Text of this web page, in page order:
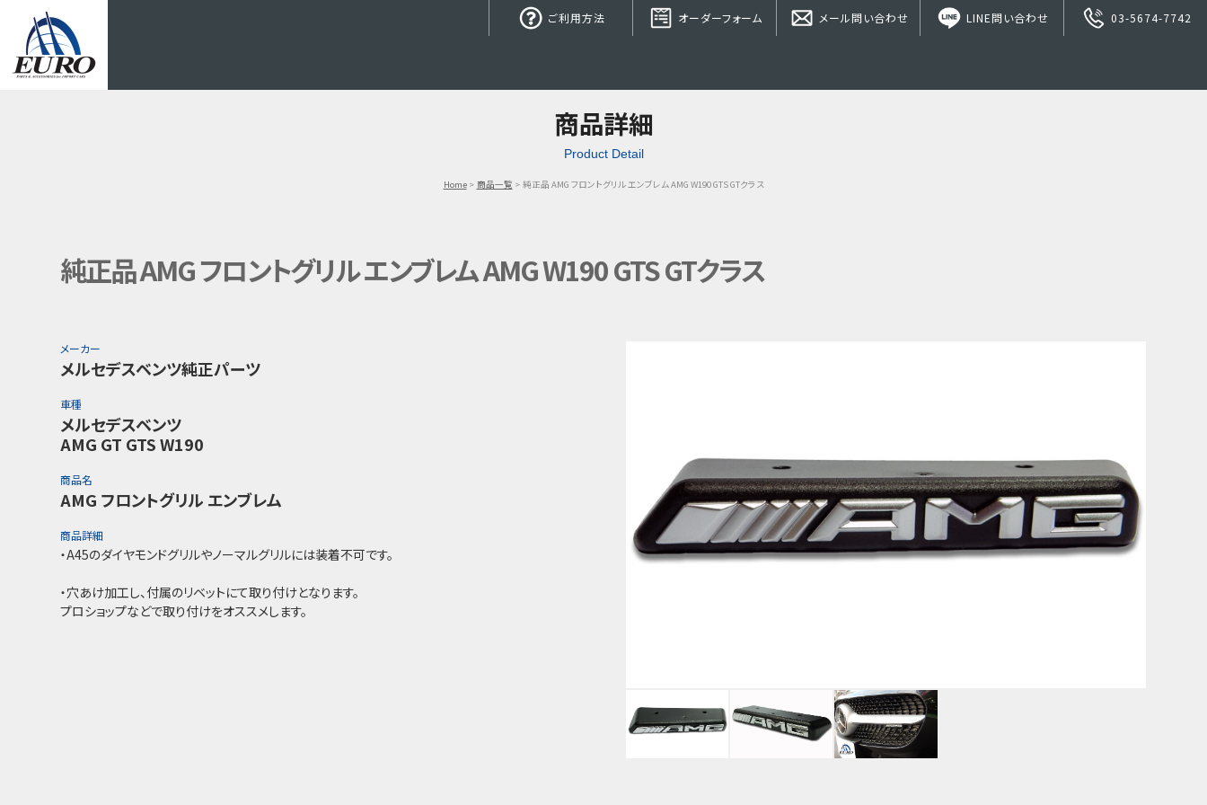
ご利用方法 オーダーフォーム メール問い合わせ LINE問い合わせ 03-5674-7742
商品詳細
Product Detail
Home 商品一覧 純正品 AMG フロントグリル エンブレム AMG W190 GTS GTクラス
純正品 AMG フロントグリル エンブレム AMG W190 GTS GTクラス
メーカー
メルセデスベンツ純正パーツ
車種
メルセデスベンツ
AMG GT GTS W190
商品名
AMG フロントグリル エンブレム
商品詳細
・A45のダイヤモンドグリルやノーマルグリルには装着不可です。
・穴あけ加工し、付属のリベットにて取り付けとなります。
プロショップなどで取り付けをオススメします。